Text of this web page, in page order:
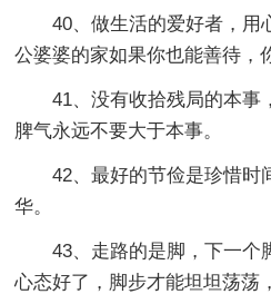
40、做生活的爱好者，用
公婆婆的家如果你也能善待，
41、没有收拾残局的本事
脾气永远不要大于本事。
42、最好的节俭是珍惜时
华。
43、走路的是脚，下一个脚
心态好了，脚步才能坦坦荡荡